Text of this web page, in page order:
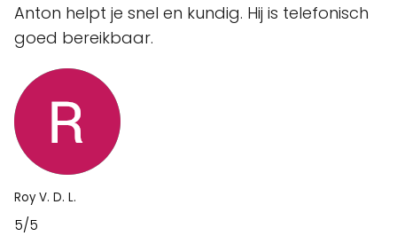
Anton helpt je snel en kundig. Hij is telefonisch
goed bereikbaar.
Roy V. D. L.
5/5